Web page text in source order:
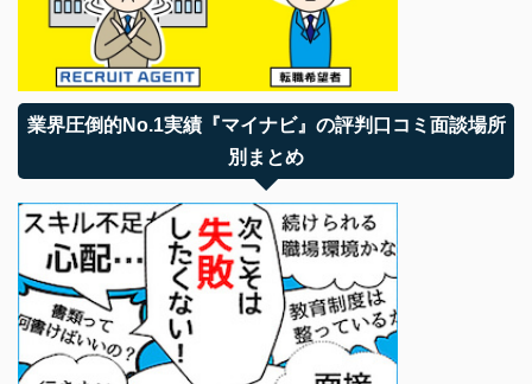
業界圧倒的No.1実績『マイナビ』の評判口コミ面談場所
別まとめ